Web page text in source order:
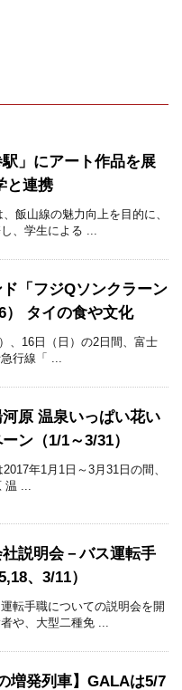
」にアート作品を展
と連携
飯山線の魅力向上を目的に、
、学生による ...
「フジQソンクラーン
） タイの食や文化
、16日（日）の2日間、富士
行線「 ...
原 温泉いっぱい花い
ン（1/1～3/31）
年1月1日～3月31日の間、
温 ...
説明会－バス運転手
、3/11）
転手職についての説明会を開
や、大型二種免 ...
増発列車】GALAは5/7